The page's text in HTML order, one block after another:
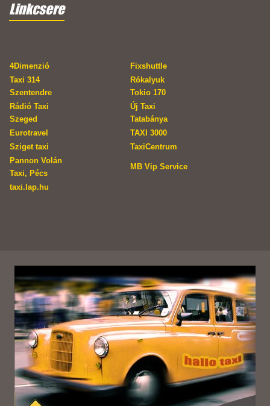
Linkcsere
4Dimenzió
Fixshuttle
Taxi 314
Szentendre
Rókalyuk
Tokio 170
Rádió Taxi
Szeged
Új Taxi
Tatabánya
Eurotravel
TAXI 3000
Sziget taxi
TaxiCentrum
Pannon Volán
Taxi, Pécs
MB Vip Service
taxi.lap.hu